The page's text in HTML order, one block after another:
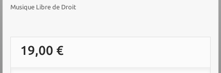
Musique Libre de Droit
19,00 €